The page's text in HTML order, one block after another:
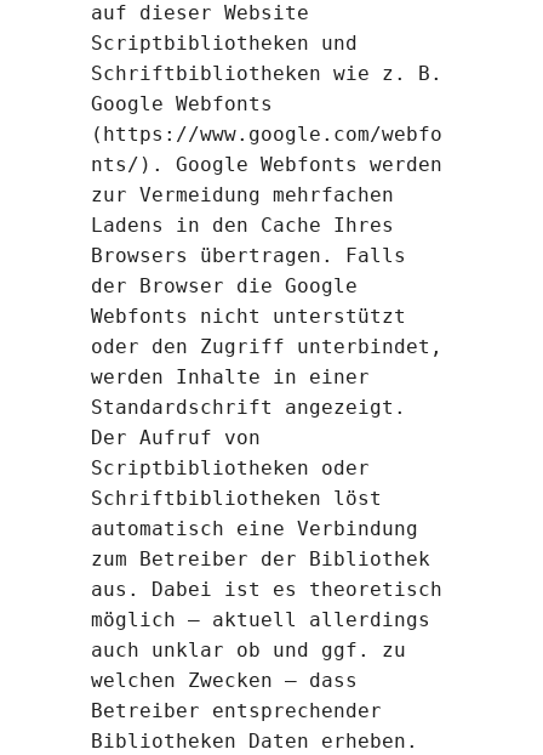
auf dieser Website
Scriptbibliotheken und
Schriftbibliotheken wie z. B.
Google Webfonts
( https://www.google.com/webfo
nts/ ). Google Webfonts werden
zur Vermeidung mehrfachen
Ladens in den Cache Ihres
Browsers übertragen. Falls
der Browser die Google
Webfonts nicht unterstützt
oder den Zugriff unterbindet,
werden Inhalte in einer
Standardschrift angezeigt.
Der Aufruf von
Scriptbibliotheken oder
Schriftbibliotheken löst
automatisch eine Verbindung
zum Betreiber der Bibliothek
aus. Dabei ist es theoretisch
möglich – aktuell allerdings
auch unklar ob und ggf. zu
welchen Zwecken – dass
Betreiber entsprechender
Bibliotheken Daten erheben.